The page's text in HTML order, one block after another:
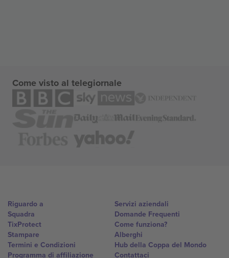
Come visto al telegiornale
Riguardo a
Squadra
TixProtect
Stampare
Termini e Condizioni
Programma di affiliazione
Servizi aziendali
Domande Frequenti
Come funziona?
Alberghi
Hub della Coppa del Mondo
Contattaci